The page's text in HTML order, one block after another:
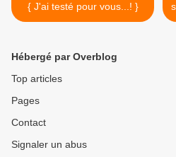
{ J'ai testé pour vous...! }
Hébergé par Overblog
Top articles
Pages
Contact
Signaler un abus